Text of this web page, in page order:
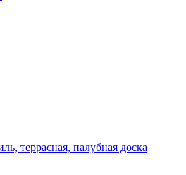
террасная, палубная доска